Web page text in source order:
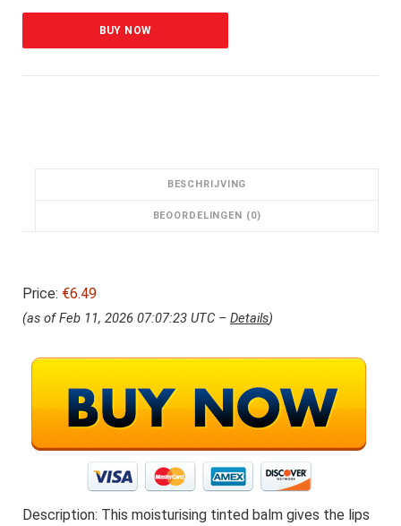
BUY NOW
BESCHRIJVING
BEOORDELINGEN (0)
Price: €6.49
(as of Feb 11, 2026 07:07:23 UTC – Details)
Description: This moisturising tinted balm gives the lips